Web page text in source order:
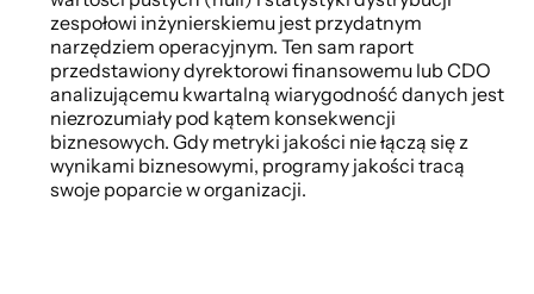
zespołowi inżynierskiemu jest przydatnym
narzędziem operacyjnym. Ten sam raport
przedstawiony dyrektorowi finansowemu lub CDO
analizującemu kwartalną wiarygodność danych jest
niezrozumiały pod kątem konsekwencji
biznesowych. Gdy metryki jakości nie łączą się z
wynikami biznesowymi, programy jakości tracą
swoje poparcie w organizacji.